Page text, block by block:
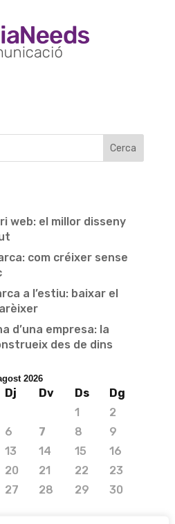
web: el millor disseny
com créixer sense
a l’estiu: baixar el
d’una empresa: la
des de dins
2026
Dj Dv Ds
Dg
1
2
6 7 8
9
13 14 15
16
20 21 22
23
27 28 29
30